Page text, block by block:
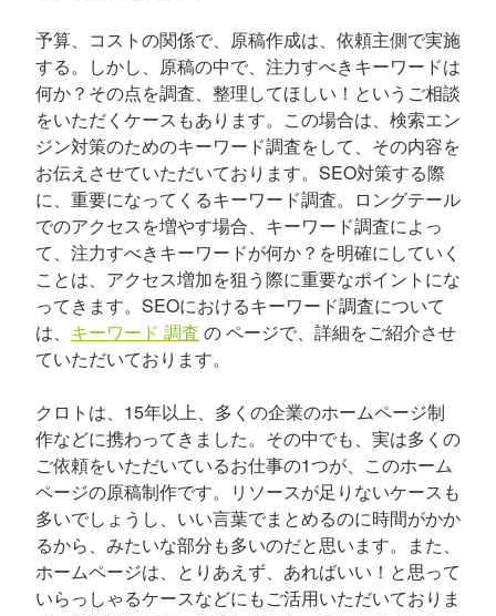
予算、コストの関係で、原稿作成は、依頼主側で実施
する。しかし、原稿の中で、注力すべきキーワードは
何か？その点を調査、整理してほしい！というご相談
をいただくケースもあります。この場合は、検索エン
ジン対策のためのキーワード調査をして、その内容を
お伝えさせていただいております。SEO対策する際
に、重要になってくるキーワード調査。ロングテール
でのアクセスを増やす場合、キーワード調査によっ
て、注力すべきキーワードが何か？を明確にしていく
ことは、アクセス増加を狙う際に重要なポイントにな
ってきます。SEOにおけるキーワード調査について
は、 キーワード 調査 の ページで、詳細をご紹介させ
ていただいております。
クロトは、15年以上、多くの企業のホームページ制
作などに携わってきました。その中でも、実は多くの
ご依頼をいただいているお仕事の1つが、このホーム
ページの原稿制作です。リソースが足りないケースも
多いでしょうし、いい言葉でまとめるのに時間がかか
るから、みたいな部分も多いのだと思います。また、
ホームページは、とりあえず、あればいい！と思って
いらっしゃるケースなどにもご活用いただいておりま